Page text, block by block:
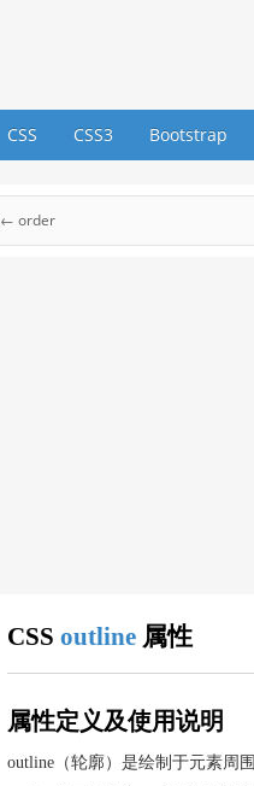
CSS CSS3 Bootstrap
← order
CSS outline属性
属性定义及使用说明
outline（轮廓）是绘制于元素周